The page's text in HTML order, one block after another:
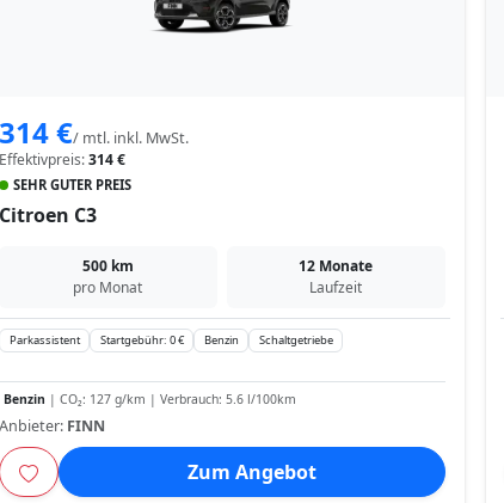
314 €/ mtl. inkl. MwSt.
Effektivpreis:314 €
SEHR GUTER PREIS
Citroen C3
500 km
pro Monat
12 Monate
Laufzeit
Parkassistent Startgebühr: 0 € Benzin Schaltgetriebe
Benzin | CO₂: 127 g/km | Verbrauch: 5.6 l/100km
Anbieter: FINN
Zum Angebot